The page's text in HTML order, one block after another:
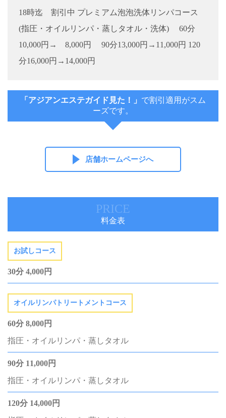
18時迄 割引中 プレミアム泡泡洗体リンパコース
(指圧・オイルリンパ・蒸しタオル・洗体) 60分
10,000円→ 8,000円 90分13,000円→11,000円 120
分16,000円→14,000円
「アジアンエステガイド見た！」 で割引適用がスム
ーズです。
店舗ホームページへ
PRICE
料金表
お試しコース
30分 4,000円
オイルリンパトリートメントコース
60分 8,000円
指圧・オイルリンパ・蒸しタオル
90分 11,000円
指圧・オイルリンパ・蒸しタオル
120分 14,000円